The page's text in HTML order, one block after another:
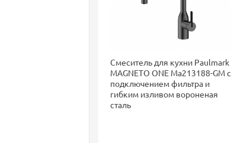
Смеситель для кухни Paulmark
MAGNETO ONE Ma213188-GM с
подключением фильтра и
гибким изливом вороненая
сталь